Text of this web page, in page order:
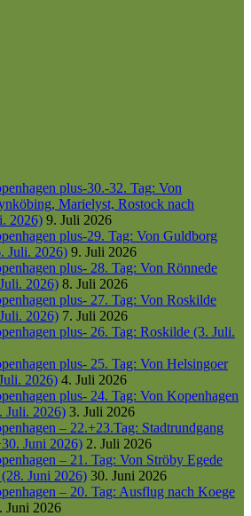
plus-30.-32. Tag: Von
Marielyst, Rostock nach
2026) 9. Juli 2026
plus-29. Tag: Von Guldborg
Juli. 2026) 9. Juli 2026
plus- 28. Tag: Von Rönnede
2026) 8. Juli 2026
plus- 27. Tag: Von Roskilde
2026) 7. Juli 2026
plus- 26. Tag: Roskilde (3. Juli.
plus- 25. Tag: Von Helsingoer
2026) 4. Juli 2026
plus- 24. Tag: Von Kopenhagen
Juli. 2026) 3. Juli 2026
– 22.+23.Tag: Stadtrundgang
Juni 2026) 2. Juli 2026
– 21. Tag: Von Ströby Egede
Juni 2026) 30. Juni 2026
– 20. Tag: Ausflug nach Koege
Juni 2026